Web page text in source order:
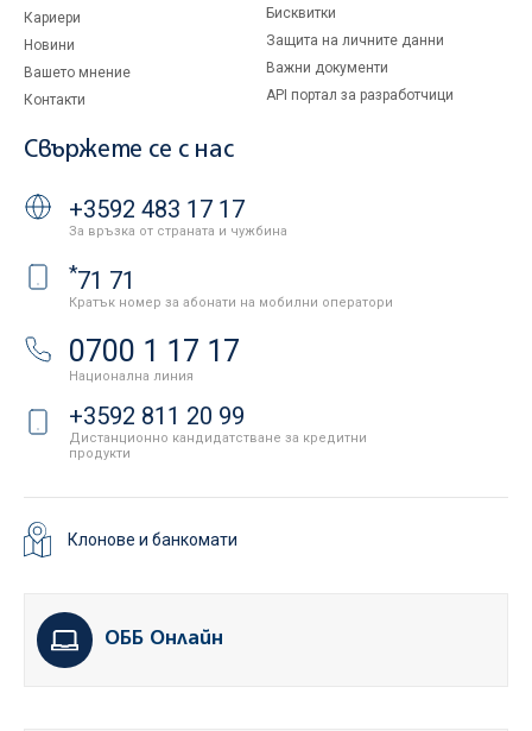
Кариери
Новини
Вашето мнение
Контакти
Бисквитки
Защита на личните данни
Важни документи
API портал за разработчици
Свържете се с нас
+3592 483 17 17
За връзка от страната и чужбина
*71 71
Кратък номер за абонати на мобилни оператори
0700 1 17 17
Национална линия
+3592 811 20 99
Дистанционно кандидатстване за кредитни
продукти
Клонове и банкомати
ОББ Онлайн